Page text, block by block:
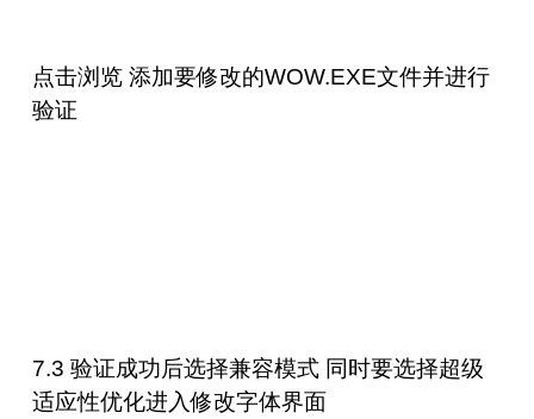
点击浏览 添加要修改的WOW.EXE文件并进行
验证
7.3 验证成功后选择兼容模式 同时要选择超级
适应性优化进入修改字体界面